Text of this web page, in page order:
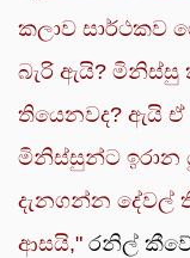
කලාව සාර්ථකව
බැරි ඇයි?
තියෙනවද? ඇයි ඒ
මිනිස්සුන්ට ඉරාන
දැනගන්න දේවල්
ආසයි," රනිල් කීවේ